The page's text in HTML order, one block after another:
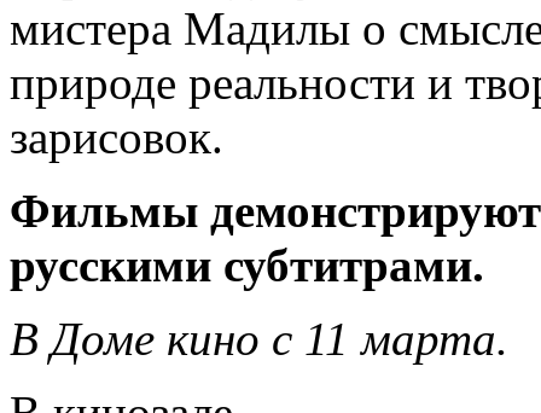
мистера Мадилы о
природе реальности и
зарисовок.
Фильмы
русскими субтитрами.
В Доме кино с 11 марта.